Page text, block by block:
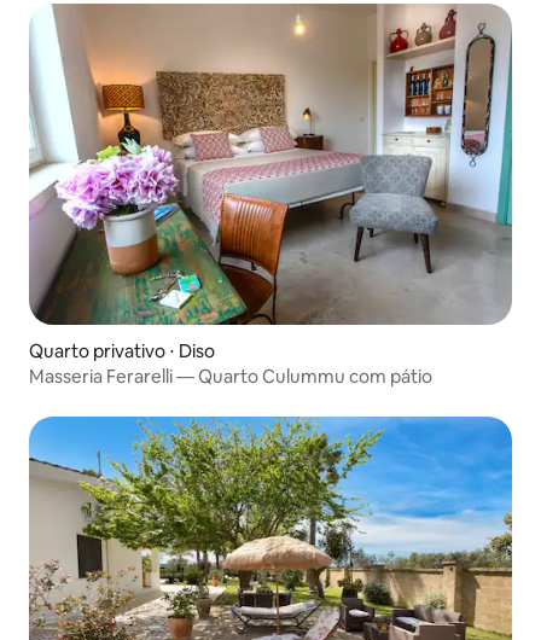
Quarto privativo ⋅ Diso
Masseria Ferarelli — Quarto Culummu com pátio